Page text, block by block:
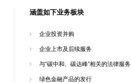
涵盖如下业务板块
企业投资并购
企业上市及后续服务
与“碳中和、碳达峰”相关的法律服务
绿色金融产品的发行